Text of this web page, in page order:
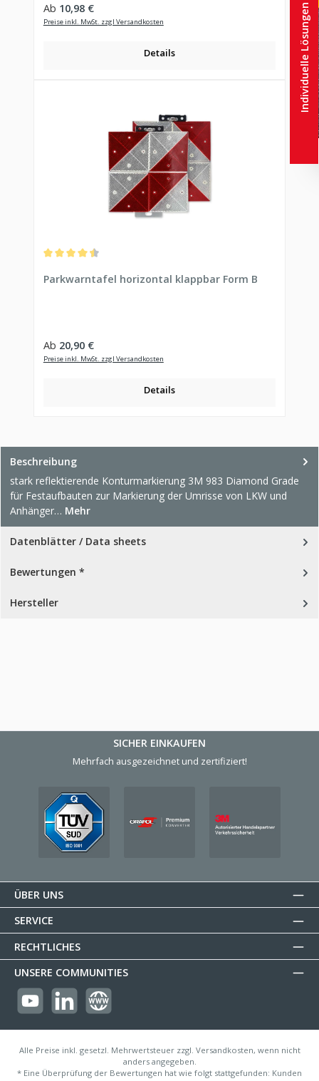
Regulärer Preis:
Ab 10,98 €
Preise inkl. MwSt. zzgl Versandkosten
Details
Parkwarntafel horizontal klappbar Form B
Regulärer Preis:
Ab 20,90 €
Preise inkl. MwSt. zzgl Versandkosten
Details
Beschreibung
stark reflektierende Konturmarkierung 3M 983 Diamond Grade
für Festaufbauten zur Markierung der Umrisse von LKW und
Anhänger… Mehr
Datenblätter / Data sheets
Bewertungen *
Hersteller
SICHER EINKAUFEN
Mehrfach ausgezeichnet und zertifiziert!
ÜBER UNS
SERVICE
RECHTLICHES
UNSERE COMMUNITIES
https://youtube.com/@reflectogmbh2119?si=Oew0U3xn87ZcBMoM
LinkedIn Website
Alle Preise inkl. gesetzl. Mehrwertsteuer zzgl. Versandkosten, wenn nicht
anders angegeben.
* Eine Überprüfung der Bewertungen hat wie folgt stattgefunden: Kunden
Individuelle Lösungen